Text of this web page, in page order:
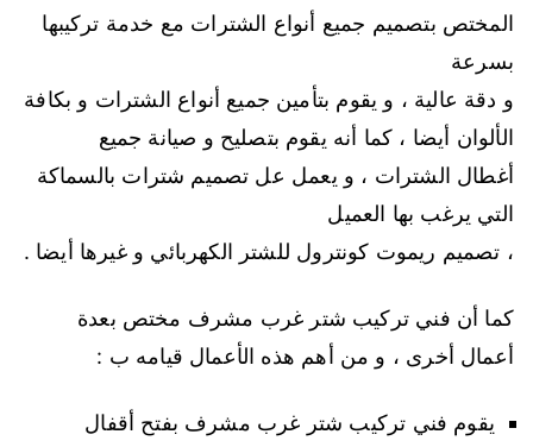
المختص بتصميم جميع أنواع الشترات مع خدمة تركيبها
بسرعة
و دقة عالية ، و يقوم بتأمين جميع أنواع الشترات و بكافة
الألوان أيضا ، كما أنه يقوم بتصليح و صيانة جميع
أغطال الشترات ، و يعمل عل تصميم شترات بالسماكة
التي يرغب بها العميل
، تصميم ريموت كونترول للشتر الكهربائي و غيرها أيضا .
كما أن فني تركيب شتر غرب مشرف مختص بعدة
أعمال أخرى ، و من أهم هذه الأعمال قيامه ب :
يقوم فني تركيب شتر غرب مشرف بفتح أقفال